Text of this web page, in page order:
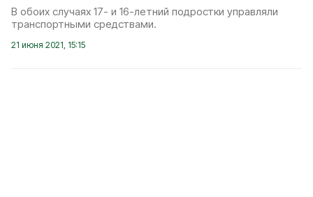
В обоих случаях 17- и 16-летний подростки управляли
транспортными средствами.
21 июня 2021, 15:15